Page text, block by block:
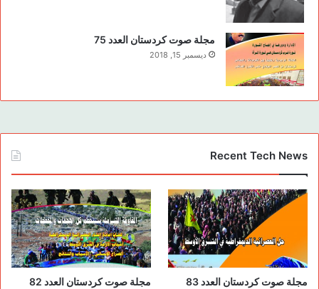
مجلة صوت كردستان العدد 75
ديسمبر 15, 2018
Recent Tech News
مجلة صوت كردستان العدد 83 مجلة صوت كردستان العدد 82